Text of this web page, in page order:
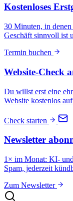
Kostenloses
30 Minuten, in
Geschäft sinnvoll ist
Termin buchen
Website-Check
Du willst erst eine
Website kostenlos
Check starten
Newsletter
1× im Monat: KI-
Spam, jederzeit
Zum Newsletter